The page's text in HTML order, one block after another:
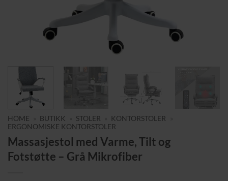
HOME BUTIKK STOLER KONTORSTOLER
ERGONOMISKE KONTORSTOLER
Massasjestol med Varme, Tilt og
Fotstøtte – Grå Mikrofiber